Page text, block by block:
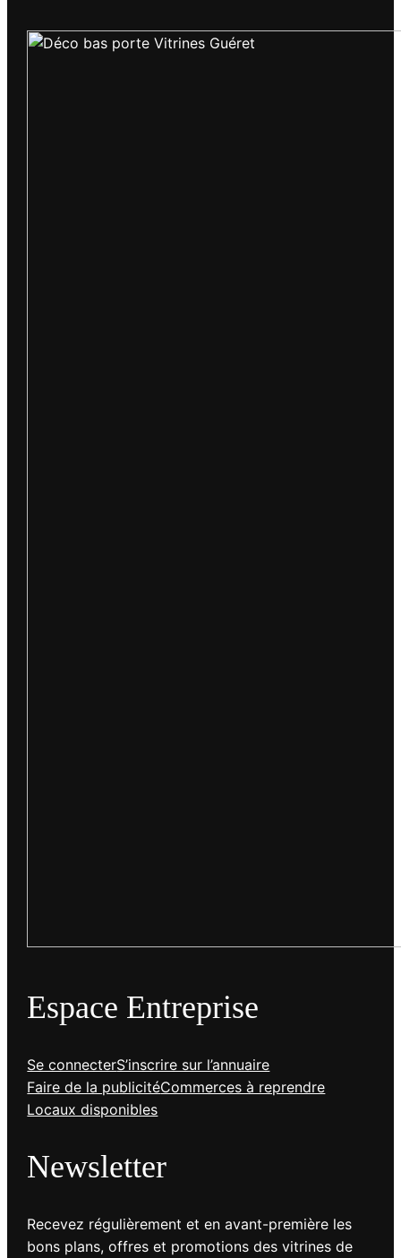
Espace Entreprise
Se connecterS’inscrire sur l’annuaire
Faire de la publicitéCommerces à reprendre
Locaux disponibles
Newsletter
Recevez régulièrement et en avant-première les
bons plans, offres et promotions des vitrines de